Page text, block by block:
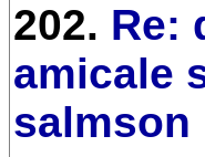
202. Re:
amicale
salmson